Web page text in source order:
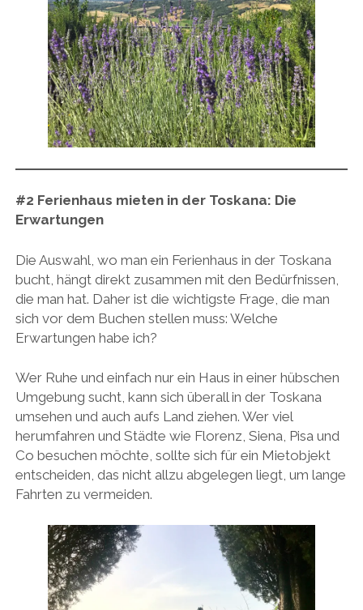
#2 Ferienhaus mieten in der Toskana: Die
Erwartungen
Die Auswahl, wo man ein Ferienhaus in der Toskana
bucht, hängt direkt zusammen mit den Bedürfnissen,
die man hat. Daher ist die wichtigste Frage, die man
sich vor dem Buchen stellen muss: Welche
Erwartungen habe ich?
Wer Ruhe und einfach nur ein Haus in einer hübschen
Umgebung sucht, kann sich überall in der Toskana
umsehen und auch aufs Land ziehen. Wer viel
herumfahren und Städte wie Florenz, Siena, Pisa und
Co besuchen möchte, sollte sich für ein Mietobjekt
entscheiden, das nicht allzu abgelegen liegt, um lange
Fahrten zu vermeiden.